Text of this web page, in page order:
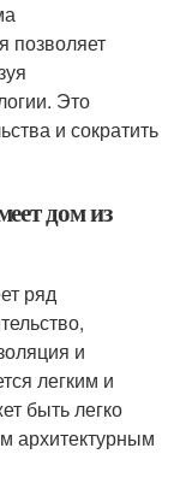
позволяет
Это
и сократить
дом из
ряд
и
легким и
быть легко
архитектурным